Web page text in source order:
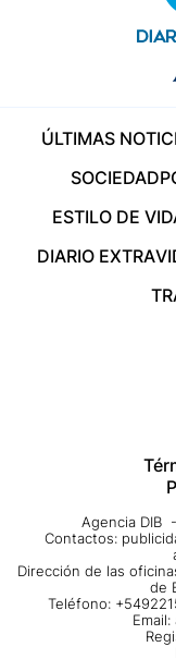
ÚLTIMAS
SOCIEDAD
ESTILO DE
DIARIO EXTRA
Agencia DIB
Contactos:
Dirección de las
de
Teléfono:
Email: